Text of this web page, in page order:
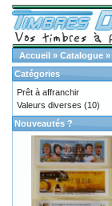
Accueil » Catalogue »
Catégories
Prêt à affranchir
Valeurs diverses (10)
Nouveautés ?